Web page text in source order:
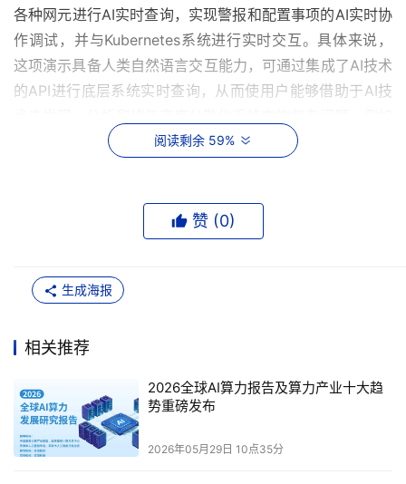
各种网元进行AI实时查询，实现警报和配置事项的AI实时协
作调试，并与Kubernetes系统进行实时交互。具体来说，
这项演示具备人类自然语言交互能力，可通过集成了AI技术
的API进行底层系统实时查询，从而使用户能够借助于AI技
5G Open RAN。
* 云原生Pods中的故障发现与AI支持的修复命令
* 通过自然语言交互发现网络资产
* 安全问题审计，包括已部署系统中过期的Kubernetes安全
证书
现场演示可在几分钟内解决上述问题，而在传统的系统可能
需要花费数小时甚至数天的时间才能发现和解决。这些交互
阅读剩余 59%
赞 (0)
生成海报
相关推荐
2026全球AI算力报告及算力产业十大趋
势重磅发布
2026年05月29日 10点35分